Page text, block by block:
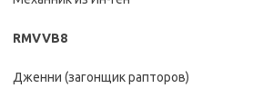
RMVVB8
Дженни (загонщик рапторов)